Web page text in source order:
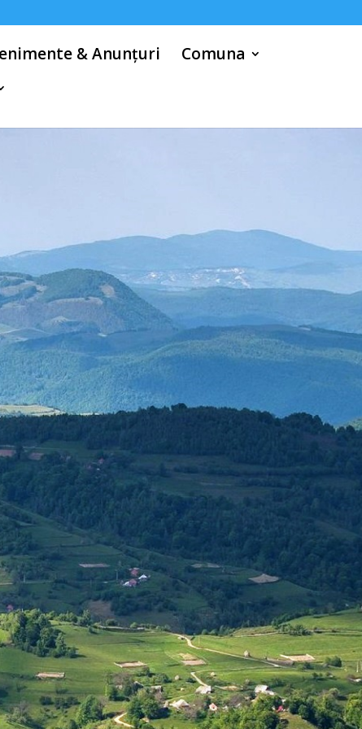
& Anunțuri
Comuna